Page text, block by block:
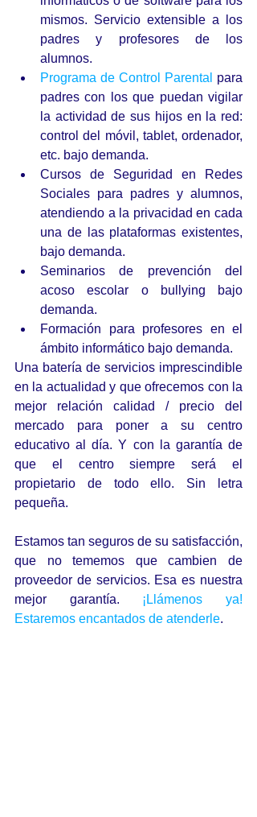
mismos. Servicio extensible a los
padres y profesores de los
alumnos.
Programa de Control Parental
para
padres con los que puedan vigilar
la actividad de sus hijos en la red:
control del móvil, tablet, ordenador,
etc. bajo demanda.
Cursos de Seguridad en Redes
Sociales para padres y alumnos,
atendiendo a la privacidad en cada
una de las plataformas existentes,
bajo demanda.
Seminarios de prevención del
acoso escolar o bullying bajo
demanda.
Formación para profesores en el
ámbito informático bajo demanda.
Una batería de servicios imprescindible
en la actualidad y que ofrecemos con la
mejor relación calidad / precio del
mercado para poner a su centro
educativo al día. Y con la garantía de
que el centro siempre será el
propietario de todo ello. Sin letra
pequeña.
Estamos tan seguros de su satisfacción,
que no tememos que cambien de
proveedor de servicios. Esa es nuestra
mejor garantía. ¡Llámenos ya!
Estaremos encantados de atenderle.